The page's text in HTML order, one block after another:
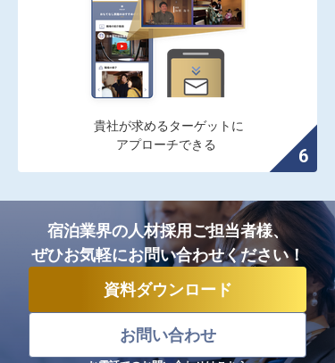
貴社が求めるターゲットに
アプローチできる
宿泊業界の人材採用ご担当者様、
ぜひお気軽にお問い合わせください！
お問い合わせ
資料ダウンロード